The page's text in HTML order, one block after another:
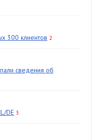
300 клиентов 2
сведения об
DE 3